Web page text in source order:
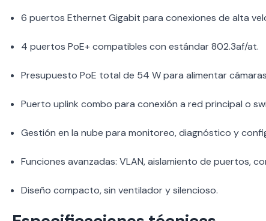
6 puertos Ethernet Gigabit para conexiones de alta
4 puertos PoE+ compatibles con estándar 802.3af/at.
Presupuesto PoE total de 54 W para alimentar cámaras
Puerto uplink combo para conexión a red principal o
Gestión en la nube para monitoreo, diagnóstico y
Funciones avanzadas: VLAN, aislamiento de puertos,
Diseño compacto, sin ventilador y silencioso.